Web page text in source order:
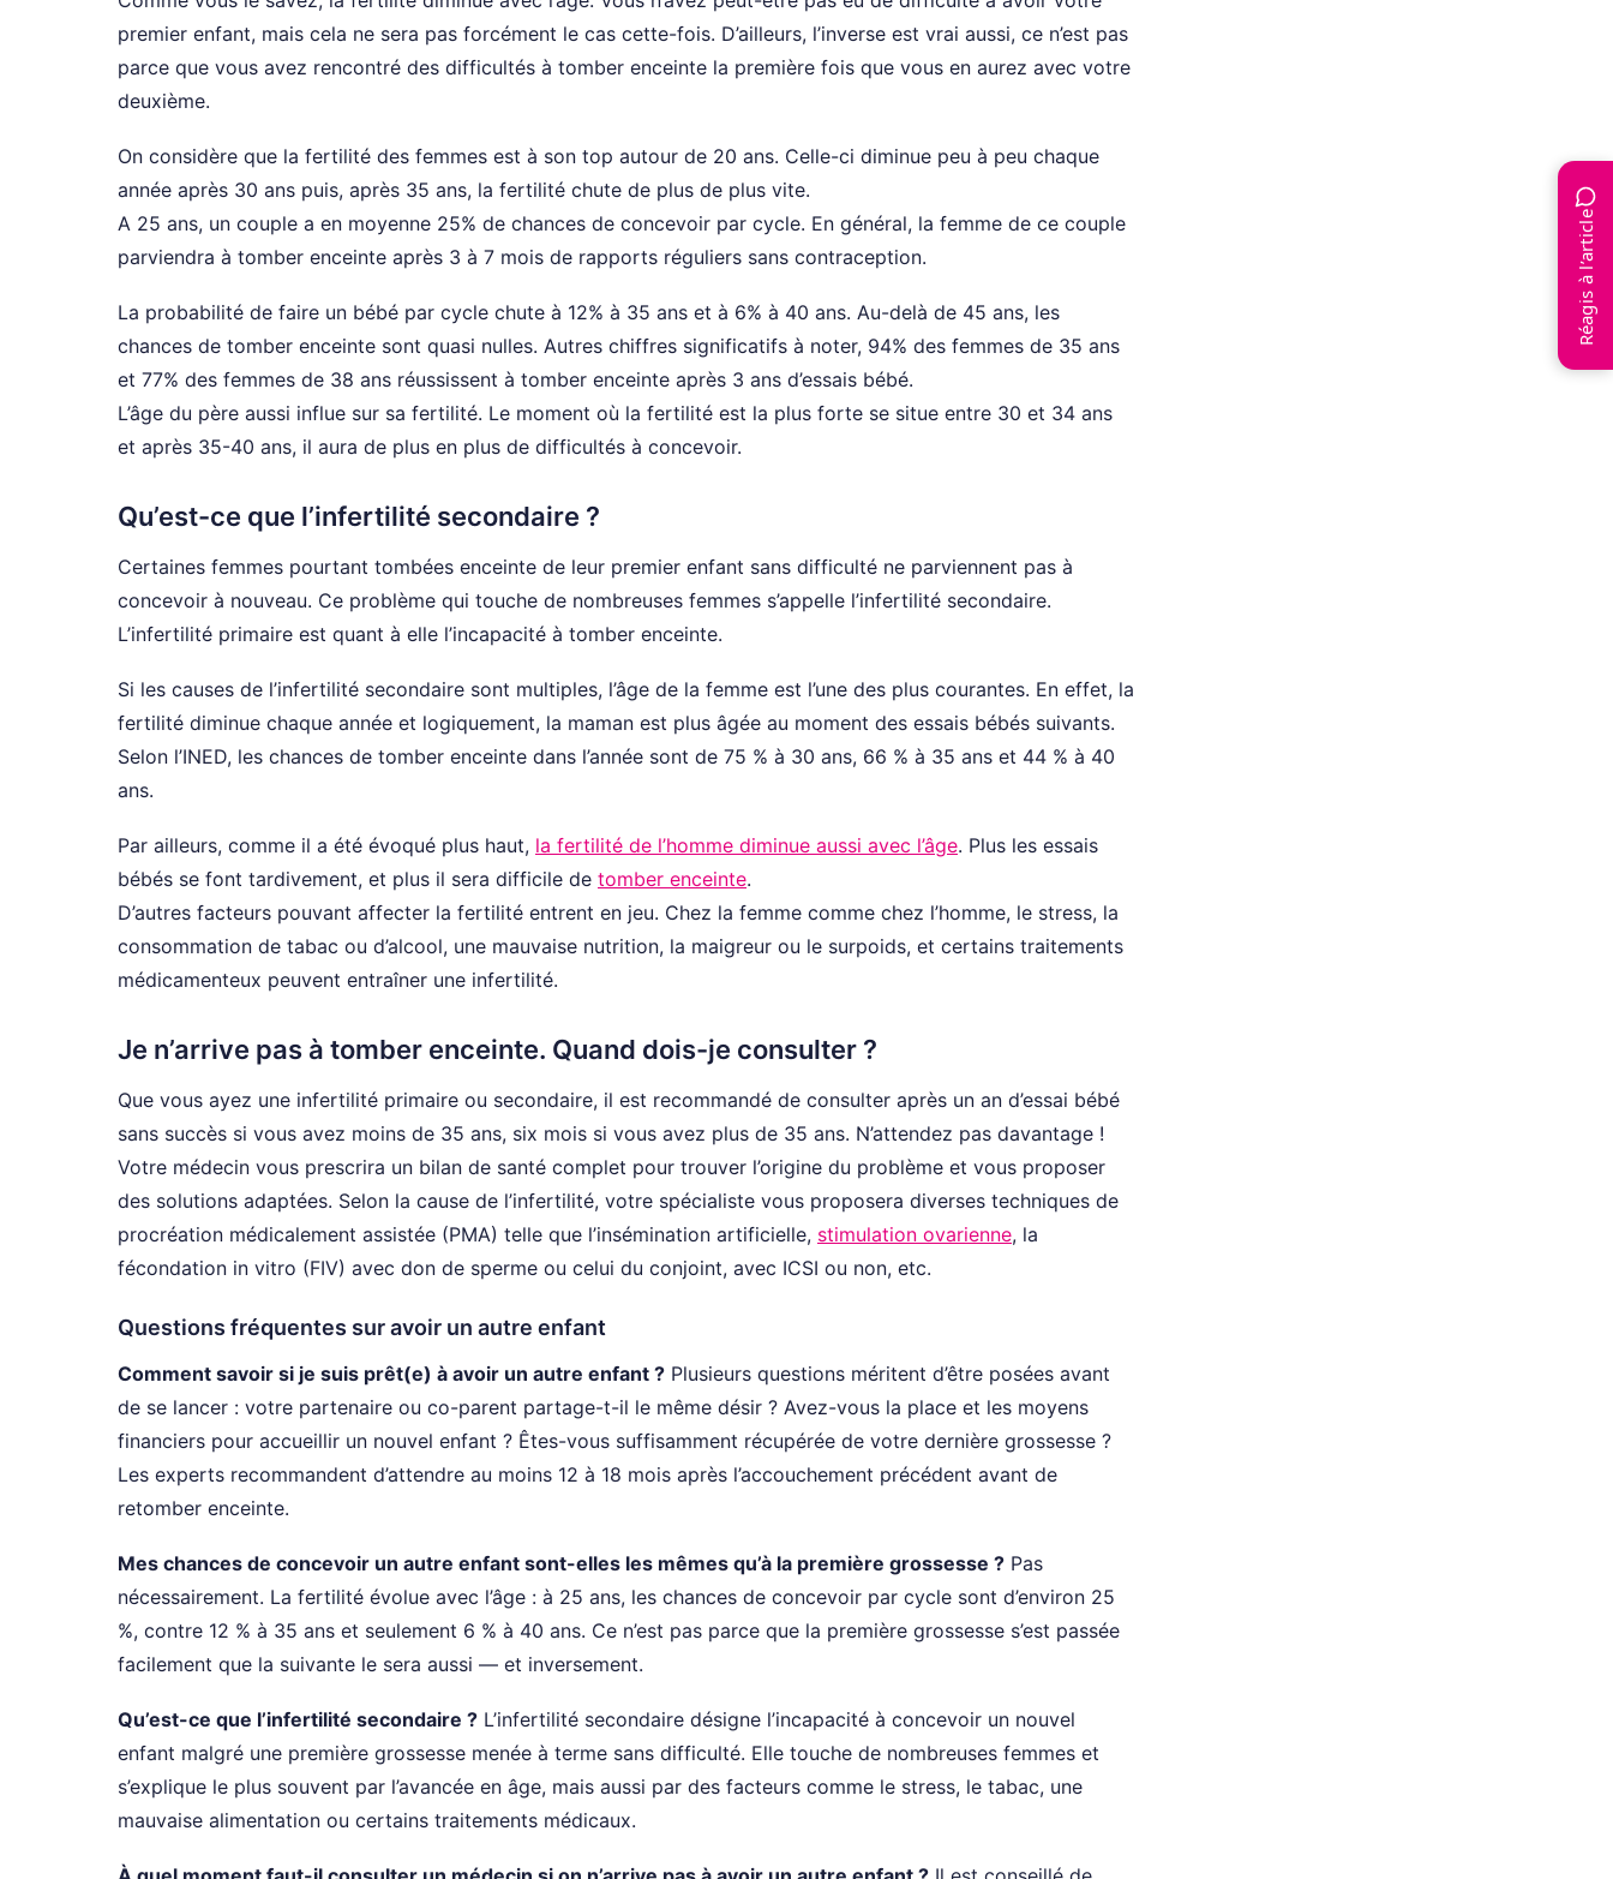
premier enfant, mais cela ne sera pas forcément le cas cette-fois. D’ailleurs, l’inverse est vrai aussi, ce n’est pas
parce que vous avez rencontré des difficultés à tomber enceinte la première fois que vous en aurez avec votre
deuxième.
On considère que la fertilité des femmes est à son top autour de 20 ans. Celle-ci diminue peu à peu chaque
année après 30 ans puis, après 35 ans, la fertilité chute de plus de plus vite.
A 25 ans, un couple a en moyenne 25% de chances de concevoir par cycle. En général, la femme de ce couple
parviendra à tomber enceinte après 3 à 7 mois de rapports réguliers sans contraception.
La probabilité de faire un bébé par cycle chute à 12% à 35 ans et à 6% à 40 ans. Au-delà de 45 ans, les
chances de tomber enceinte sont quasi nulles. Autres chiffres significatifs à noter, 94% des femmes de 35 ans
et 77% des femmes de 38 ans réussissent à tomber enceinte après 3 ans d’essais bébé.
L’âge du père aussi influe sur sa fertilité. Le moment où la fertilité est la plus forte se situe entre 30 et 34 ans
et après 35-40 ans, il aura de plus en plus de difficultés à concevoir.
Qu’est-ce que l’infertilité secondaire ?
Certaines femmes pourtant tombées enceinte de leur premier enfant sans difficulté ne parviennent pas à
concevoir à nouveau. Ce problème qui touche de nombreuses femmes s’appelle l’infertilité secondaire.
L’infertilité primaire est quant à elle l’incapacité à tomber enceinte.
Si les causes de l’infertilité secondaire sont multiples, l’âge de la femme est l’une des plus courantes. En effet, la
fertilité diminue chaque année et logiquement, la maman est plus âgée au moment des essais bébés suivants.
Selon l’INED, les chances de tomber enceinte dans l’année sont de 75 % à 30 ans, 66 % à 35 ans et 44 % à 40
ans.
Par ailleurs, comme il a été évoqué plus haut, la fertilité de l’homme diminue aussi avec l’âge. Plus les essais
bébés se font tardivement, et plus il sera difficile de tomber enceinte.
D’autres facteurs pouvant affecter la fertilité entrent en jeu. Chez la femme comme chez l’homme, le stress, la
consommation de tabac ou d’alcool, une mauvaise nutrition, la maigreur ou le surpoids, et certains traitements
médicamenteux peuvent entraîner une infertilité.
Je n’arrive pas à tomber enceinte. Quand dois-je consulter ?
Que vous ayez une infertilité primaire ou secondaire, il est recommandé de consulter après un an d’essai bébé
sans succès si vous avez moins de 35 ans, six mois si vous avez plus de 35 ans. N’attendez pas davantage !
Votre médecin vous prescrira un bilan de santé complet pour trouver l’origine du problème et vous proposer
des solutions adaptées. Selon la cause de l’infertilité, votre spécialiste vous proposera diverses techniques de
procréation médicalement assistée (PMA) telle que l’insémination artificielle, stimulation ovarienne, la
fécondation in vitro (FIV) avec don de sperme ou celui du conjoint, avec ICSI ou non, etc.
Questions fréquentes sur avoir un autre enfant
Comment savoir si je suis prêt(e) à avoir un autre enfant ? Plusieurs questions méritent d’être posées avant
de se lancer : votre partenaire ou co-parent partage-t-il le même désir ? Avez-vous la place et les moyens
financiers pour accueillir un nouvel enfant ? Êtes-vous suffisamment récupérée de votre dernière grossesse ?
Les experts recommandent d’attendre au moins 12 à 18 mois après l’accouchement précédent avant de
retomber enceinte.
Mes chances de concevoir un autre enfant sont-elles les mêmes qu’à la première grossesse ? Pas
nécessairement. La fertilité évolue avec l’âge : à 25 ans, les chances de concevoir par cycle sont d’environ 25
%, contre 12 % à 35 ans et seulement 6 % à 40 ans. Ce n’est pas parce que la première grossesse s’est passée
facilement que la suivante le sera aussi — et inversement.
Qu’est-ce que l’infertilité secondaire ? L’infertilité secondaire désigne l’incapacité à concevoir un nouvel
enfant malgré une première grossesse menée à terme sans difficulté. Elle touche de nombreuses femmes et
s’explique le plus souvent par l’avancée en âge, mais aussi par des facteurs comme le stress, le tabac, une
mauvaise alimentation ou certains traitements médicaux.
Réagis à l’article